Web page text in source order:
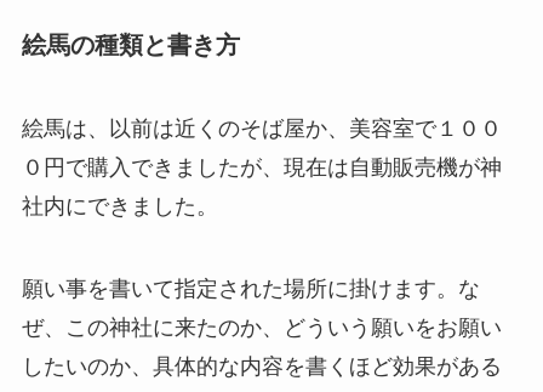
絵馬の種類と書き方
絵馬は、以前は近くのそば屋か、美容室で１００
０円で購入できましたが、現在は自動販売機が神
社内にできました。
願い事を書いて指定された場所に掛けます。な
ぜ、この神社に来たのか、どういう願いをお願い
したいのか、具体的な内容を書くほど効果がある